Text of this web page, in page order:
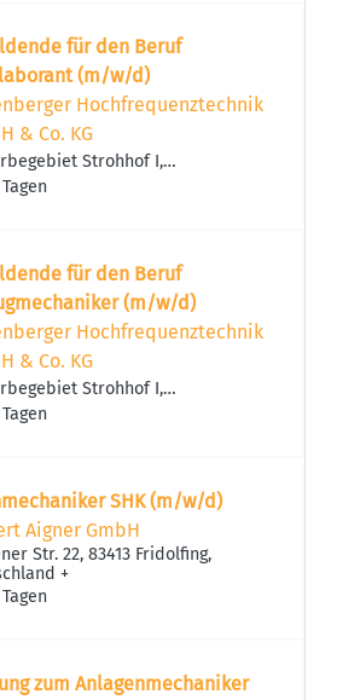
für den Beruf
(m/w/d)
Hochfrequenztechnik
& Co. KG
Strohhof I,
1, 83413 Fridolfing,
:
für den Beruf
(m/w/d)
Hochfrequenztechnik
& Co. KG
Strohhof I,
1, 83413 Fridolfing,
:
SHK (m/w/d)
Aigner GmbH
Str. 22, 83413 Fridolfing,
+
:
zum Anlagenmechaniker